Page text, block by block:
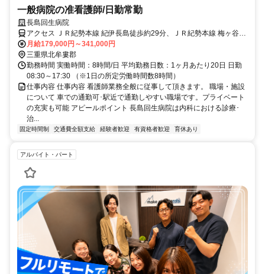
一般病院の准看護師/日勤常勤
長島回生病院
アクセス ＪＲ紀勢本線 紀伊長島徒歩約29分、ＪＲ紀勢本線 梅ヶ谷徒
歩約114分
月給179,000円～341,000円
三重県北牟婁郡
勤務時間 実働時間：8時間/日 平均勤務日数：1ヶ月あたり20日 日勤
08:30～17:30 （※1日の所定労働時間数8時間）
仕事内容 仕事内容 看護師業務全般に従事して頂きます。 職場・施設
について 車での通勤可･駅近で通勤しやすい職場です。プライベート
の充実も可能 アピールポイント 長島回生病院は内科における診療･
治...
固定時間制 交通費全額支給 経験者歓迎 有資格者歓迎 育休あり
アルバイト・パート